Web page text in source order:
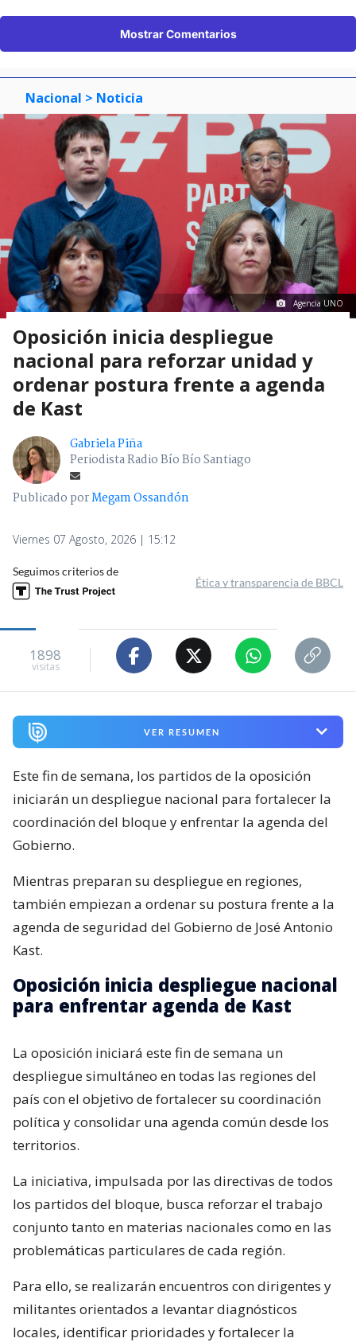
Mostrar Comentarios
Nacional > Noticia
Agencia UNO
Oposición inicia despliegue
nacional para reforzar unidad y
ordenar postura frente a agenda
de Kast
Gabriela Piña
Periodista Radio Bío Bío Santiago
Publicado porMegam Ossandón
Viernes 07 Agosto, 2026 | 15:12
Seguimos criterios de
Ética y transparencia de BBCL
1898
visitas
VER RESUMEN
Este fin de semana, los partidos de la oposición
iniciarán un despliegue nacional para fortalecer la
coordinación del bloque y enfrentar la agenda del
Gobierno.
Mientras preparan su despliegue en regiones,
también empiezan a ordenar su postura frente a la
agenda de seguridad del Gobierno de José Antonio
Kast.
Oposición inicia despliegue nacional
para enfrentar agenda de Kast
La oposición iniciará este fin de semana un
despliegue simultáneo en todas las regiones del
país con el objetivo de fortalecer su coordinación
política y consolidar una agenda común desde los
territorios.
La iniciativa, impulsada por las directivas de todos
los partidos del bloque, busca reforzar el trabajo
conjunto tanto en materias nacionales como en las
problemáticas particulares de cada región.
Para ello, se realizarán encuentros con dirigentes y
militantes orientados a levantar diagnósticos
locales, identificar prioridades y fortalecer la